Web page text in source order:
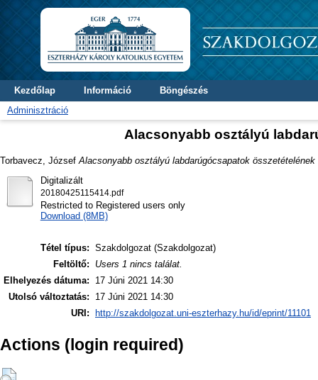
Kezdőlap Információ
Böngészés
Adminisztráció
Alacsonyabb osztályú
Torbavecz, József Alacsonyabb osztályú labdarúgócsapatok
Digitalizált
20180425115414.pdf
Restricted to Registered users only
Download (8MB)
Tétel típus: Szakdolgozat (Szakdolgozat)
Feltöltő:
Users 1 nincs találat.
Elhelyezés dátuma:
17 Júni 2021 14:30
Utolsó változtatás:
17 Júni 2021 14:30
URI:
http://szakdolgozat.uni-eszterhazy.hu/id/eprint/11101
Actions (login required)